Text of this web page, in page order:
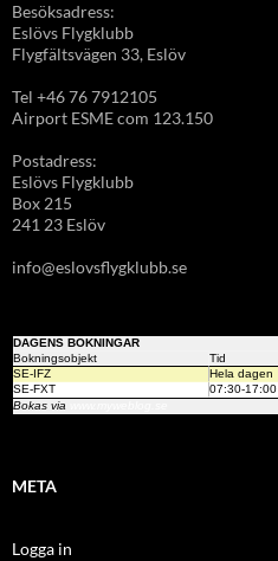
Besöksadress:
Eslövs Flygklubb
Flygfältsvägen 33, Eslöv
Tel +46 76 7912105
Airport ESME com 123.150
Postadress:
Eslövs Flygklubb
Box 215
241 23 Eslöv
info@eslovsflygklubb.se
DAGENS BOKNINGAR
Bokningsobjekt
Tid
SE-IFZ
Hela dagen
SE-FXT
07:30-17:00
Bokas via
META
Logga in